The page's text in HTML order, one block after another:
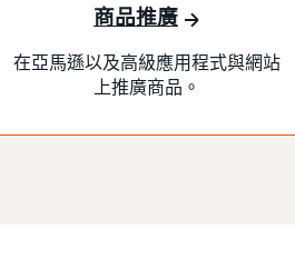
商品推廣
在亞馬遜以及高級應用程式與網站
上推廣商品。